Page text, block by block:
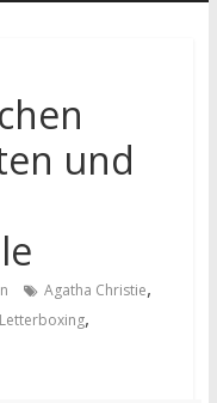
und
Agatha Christie,
Letterboxing,